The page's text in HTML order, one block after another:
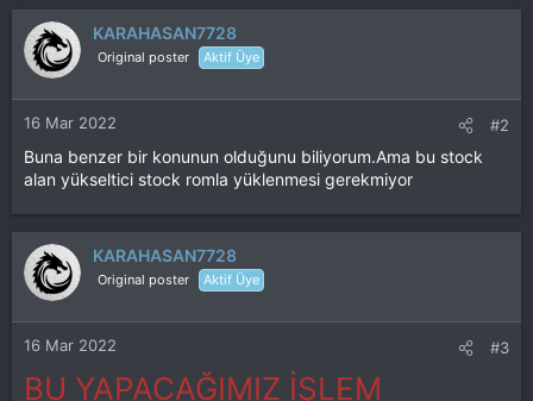
KARAHASAN7728
Original poster Aktif Üye
16 Mar 2022 #2
Buna benzer bir konunun olduğunu biliyorum.Ama bu stock
alan yükseltici stock romla yüklenmesi gerekmiyor
KARAHASAN7728
Original poster Aktif Üye
16 Mar 2022 #3
BU YAPACAĞIMIZ İŞLEM